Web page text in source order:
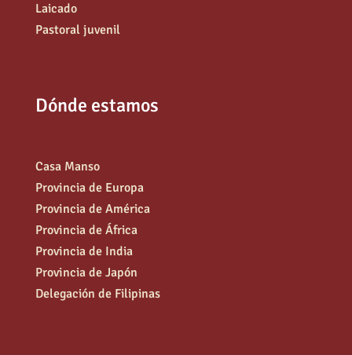
Laicado
Pastoral juvenil
Dónde estamos
Casa Manso
Provincia de Europa
Provincia de América
Provincia de África
Provincia de India
Provincia de Japón
Delegación de Filipinas